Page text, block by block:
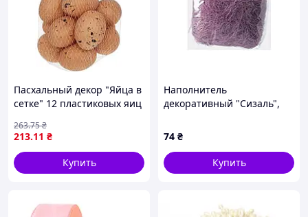
Пасхальный декор "Яйца в
сетке" 12 пластиковых яиц
213.11 ₴
263.75₴
Купить
Наполнитель
декоративный "Сизаль",
74 ₴
Купить